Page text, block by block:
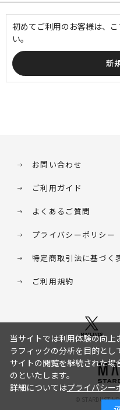
初めてご利用のお客様は、
い。
お問い合わせ
ご利用ガイド
よくあるご質問
プライバシーポリシー
特定商取引法に基づく
ご利用規約
© STARDUST
当サイトでは利用体験の向
ラフィックの分析を目的とし
サイトの閲覧を継続された
のといたします。
詳細についてはプライバシー